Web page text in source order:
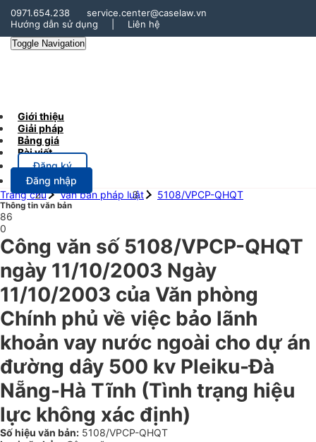
0971.654.238
service.center@caselaw.vn
Hướng dẫn sử dụng
Liên hệ
Toggle Navigation
Giới thiệu
Giải pháp
Bảng giá
Bài viết
Đăng ký
Đăng nhập
Trang chủ
Văn bản pháp luật 5108/VPCP-QHQT
Thông tin văn bản
86
0
Công văn số 5108/VPCP-QHQT
ngày 11/10/2003 Ngày
11/10/2003 của Văn phòng
Chính phủ về việc bảo lãnh
khoản vay nước ngoài cho dự án
đường dây 500 kv Pleiku-Đà
Nẵng-Hà Tĩnh (Tình trạng hiệu
lực không xác định)
Số hiệu văn bản: 5108/VPCP-QHQT